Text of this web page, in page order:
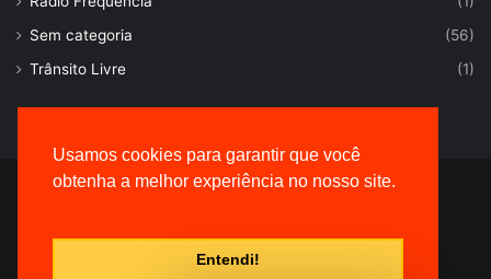
Usamos cookies para garantir que você
obtenha a melhor experiência no nosso site.
Entendi!
Sem categoria
(56)
Trânsito Livre
(1)